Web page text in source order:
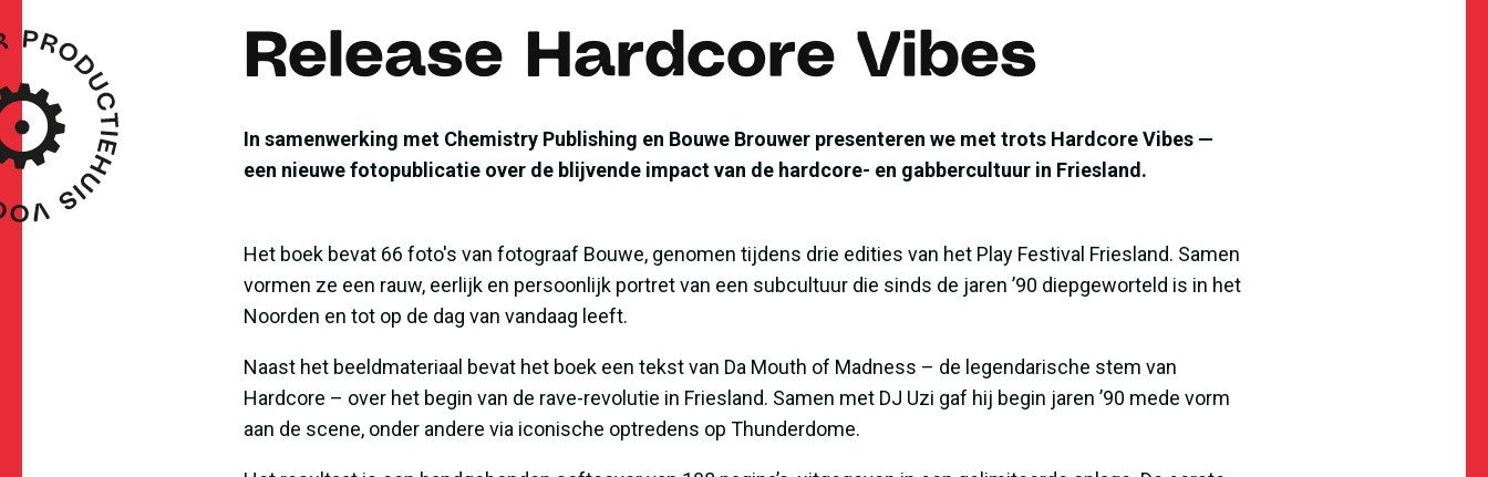
Release Hardcore Vibes
In samenwerking met Chemistry Publishing en Bouwe Brouwer presenteren we met trots Hardcore Vibes —
een nieuwe fotopublicatie over de blijvende impact van de hardcore- en gabbercultuur in Friesland.
Het boek bevat 66 foto's van fotograaf Bouwe, genomen tijdens drie edities van het Play Festival Friesland. Samen
vormen ze een rauw, eerlijk en persoonlijk portret van een subcultuur die sinds de jaren ’90 diepgeworteld is in het
Noorden en tot op de dag van vandaag leeft.
Naast het beeldmateriaal bevat het boek een tekst van Da Mouth of Madness – de legendarische stem van
Hardcore – over het begin van de rave-revolutie in Friesland. Samen met DJ Uzi gaf hij begin jaren ’90 mede vorm
aan de scene, onder andere via iconische optredens op Thunderdome.